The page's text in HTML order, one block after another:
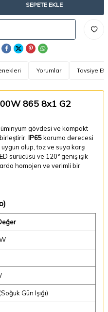
SEPETE EKLE
Yorumlar Tavsiye Et
865 8x1 G2
gövdesi ve kompakt
IP65koruma derecesi
olup, toz ve suya karşı
sürücüsü ve 120° geniş ışık
homojen ve verimli bir
Gün Işığı)